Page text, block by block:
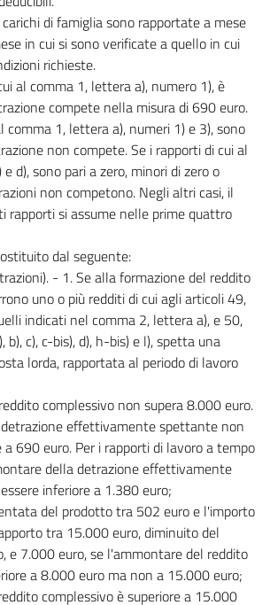
di famiglia sono rapportate a mese
in cui si sono verificate a quello in cui
richieste.
al comma 1, lettera a), numero 1), è
compete nella misura di 690 euro.
comma 1, lettera a), numeri 1) e 3), sono
non compete. Se i rapporti di cui al
d), sono pari a zero, minori di zero o
non competono. Negli altri casi, il
rapporti si assume nelle prime quattro
dal seguente:
- 1. Se alla formazione del reddito
uno o più redditi di cui agli articoli 49,
indicati nel comma 2, lettera a), e 50,
c), c-bis), d), h-bis) e l), spetta una
lorda, rapportata al periodo di lavoro
complessivo non supera 8.000 euro.
effettivamente spettante non
a 690 euro. Per i rapporti di lavoro a tempo
della detrazione effettivamente
inferiore a 1.380 euro;
del prodotto tra 502 euro e l'importo
tra 15.000 euro, diminuito del
e 7.000 euro, se l'ammontare del reddito
a 8.000 euro ma non a 15.000 euro;
complessivo è superiore a 15.000